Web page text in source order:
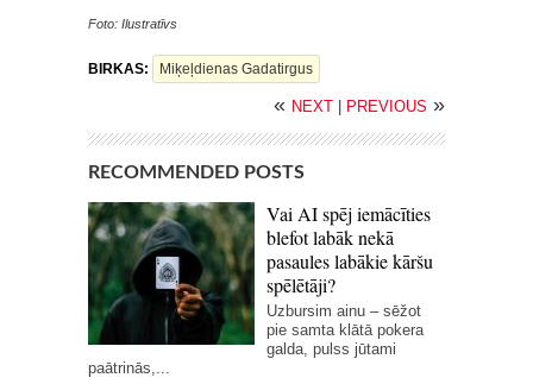
Foto: Ilustratīvs
BIRKAS: Miķeļdienas Gadatirgus
« NEXT | PREVIOUS »
RECOMMENDED POSTS
Vai AI spēj iemācīties
blefot labāk nekā
pasaules labākie kāršu
spēlētāji?
Uzbursim ainu – sēžot
pie samta klātā pokera
galda, pulss jūtami
paātrinās,...